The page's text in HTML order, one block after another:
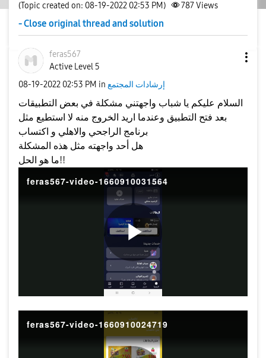
(Topic created on: 08-19-2022 02:53 PM) 787Views
- Close original thread and solution
feras567
Active Level 5
‎08-19-2022 02:53 PM in إرشادات المجتمع
السلام عليكم يا شباب واجهتني مشكلة في بعض التطبيقات
بعد فتح التطبيق وعندما اريد الخروج منه لا استطيع مثل
ما هو الحل!!
feras567-video-1660910031564
P
l
feras567-video-1660910024719